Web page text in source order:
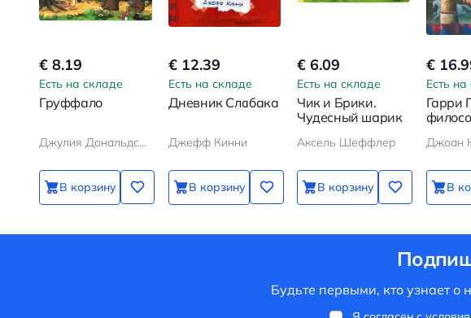
€ 8.19
Есть на складе
Груффало
Джулия Дональдсон, Аксель Шеффлер
В корзину
€ 12.39
Есть на складе
Дневник Слабака
Джефф Кинни
В корзину
€ 6.09
Есть на складе
Чик и Брики.
Чудесный шарик
Аксель Шеффлер
В корзину
€
Есть
Гарри
В
Будьте первыми, кто узнает